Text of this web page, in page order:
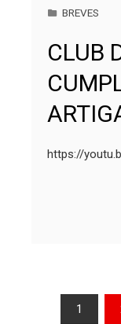
BREVES
CLUB
https://
1